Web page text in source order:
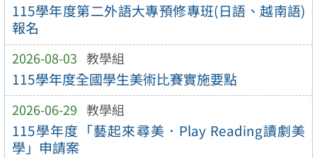
115學年度第二外語大專預修專班(日語、越南語)
報名
2026-08-03 教學組
115學年度全國學生美術比賽實施要點
2026-06-29 教學組
115學年度「藝起來尋美．Play Reading讀劇美
學」申請案